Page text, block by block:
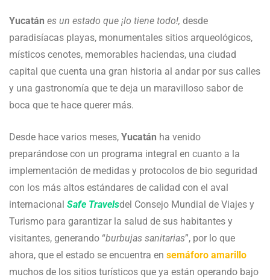
Yucatán es un estado que ¡lo tiene todo!, desde
paradisíacas playas, monumentales sitios arqueológicos,
místicos cenotes, memorables haciendas, una ciudad
capital que cuenta una gran historia al andar por sus calles
y una gastronomía que te deja un maravilloso sabor de
boca que te hace querer más.
Desde hace varios meses, Yucatán ha venido
preparándose con un programa integral en cuanto a la
implementación de medidas y protocolos de bio seguridad
con los más altos estándares de calidad con el aval
internacional Safe Travelsdel Consejo Mundial de Viajes y
Turismo para garantizar la salud de sus habitantes y
visitantes, generando “burbujas sanitarias”, por lo que
ahora, que el estado se encuentra en semáforo amarillo
muchos de los sitios turísticos que ya están operando bajo